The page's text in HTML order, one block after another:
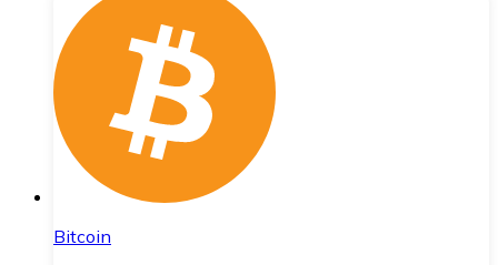
Bitcoin